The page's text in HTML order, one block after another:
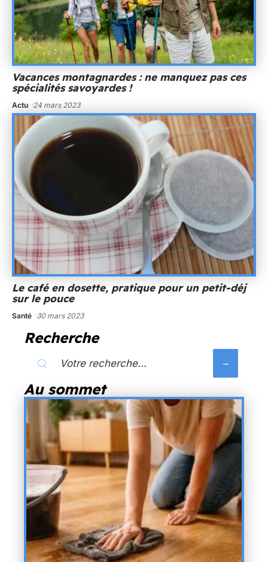
Vacances montagnardes : ne manquez pas ces
spécialités savoyardes !
Actu 24 mars 2023
Le café en dosette, pratique pour un petit-déj
sur le pouce
Santé 30 mars 2023
Recherche
Au sommet